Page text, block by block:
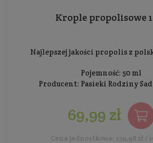
Krople propolisowe
Najlepszej jakości propolis z
Pojemność: 50 ml
Producent: Pasieki Rodziny
69,99 zł
Cena jednostkowa: 139,98 zł /